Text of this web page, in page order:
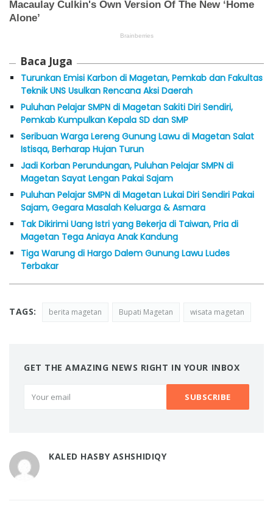
Baca Juga
Turunkan Emisi Karbon di Magetan, Pemkab dan Fakultas
Teknik UNS Usulkan Rencana Aksi Daerah
Puluhan Pelajar SMPN di Magetan Sakiti Diri Sendiri,
Pemkab Kumpulkan Kepala SD dan SMP
Seribuan Warga Lereng Gunung Lawu di Magetan Salat
Istisqa, Berharap Hujan Turun
Jadi Korban Perundungan, Puluhan Pelajar SMPN di
Magetan Sayat Lengan Pakai Sajam
Puluhan Pelajar SMPN di Magetan Lukai Diri Sendiri Pakai
Sajam, Gegara Masalah Keluarga & Asmara
Tak Dikirimi Uang Istri yang Bekerja di Taiwan, Pria di
Magetan Tega Aniaya Anak Kandung
Tiga Warung di Hargo Dalem Gunung Lawu Ludes
Terbakar
TAGS: berita magetan Bupati Magetan wisata magetan
GET THE AMAZING NEWS RIGHT IN YOUR INBOX
KALED HASBY ASHSHIDIQY